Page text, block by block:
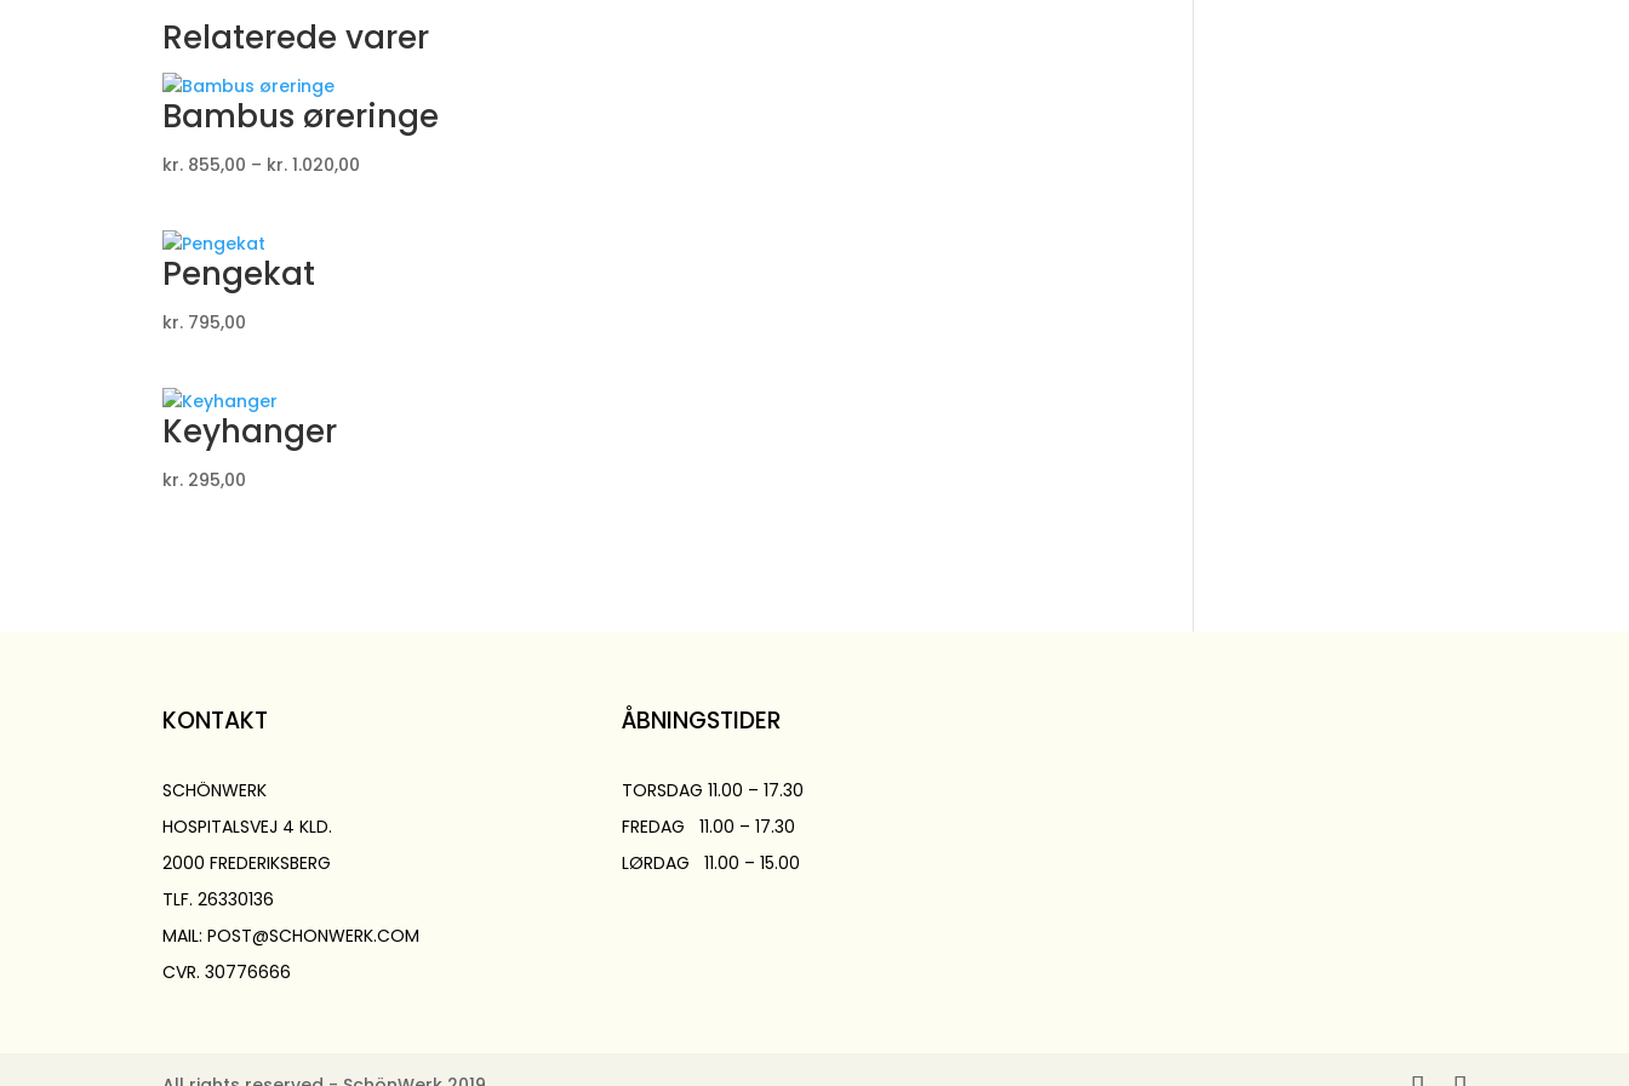
Relaterede varer
Bambus øreringe
kr. 855,00 – kr. 1.020,00
Pengekat
kr. 795,00
Keyhanger
kr. 295,00
KONTAKT
SCHÖNWERK
HOSPITALSVEJ 4 KLD.
2000 FREDERIKSBERG
TLF. 26330136
MAIL: POST@SCHONWERK.COM
CVR. 30776666
ÅBNINGSTIDER
TORSDAG 11.00 – 17.30
FREDAG 11.00 – 17.30
LØRDAG 11.00 – 15.00